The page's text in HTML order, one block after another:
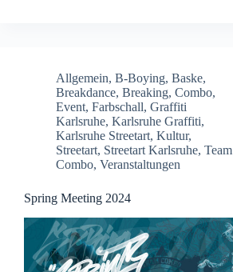
Allgemein, B-Boying, Baske,
Breakdance, Breaking, Combo,
Event, Farbschall, Graffiti
Karlsruhe, Karlsruhe Graffiti,
Karlsruhe Streetart, Kultur,
Streetart, Streetart Karlsruhe, Team
Combo, Veranstaltungen
Spring Meeting 2024